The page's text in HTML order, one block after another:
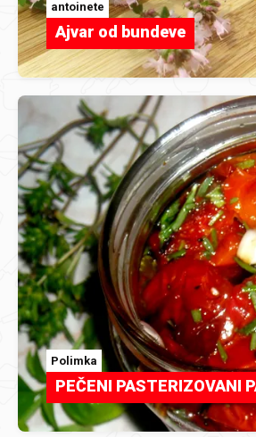
antoinete
Ajvar od bundeve
Polimka
PEČENI PASTERIZOVANI